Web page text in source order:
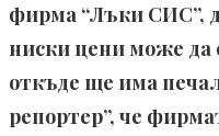
фирма “Лъки СИС”,
ниски цени може да
откъде ще има
репортер”, че